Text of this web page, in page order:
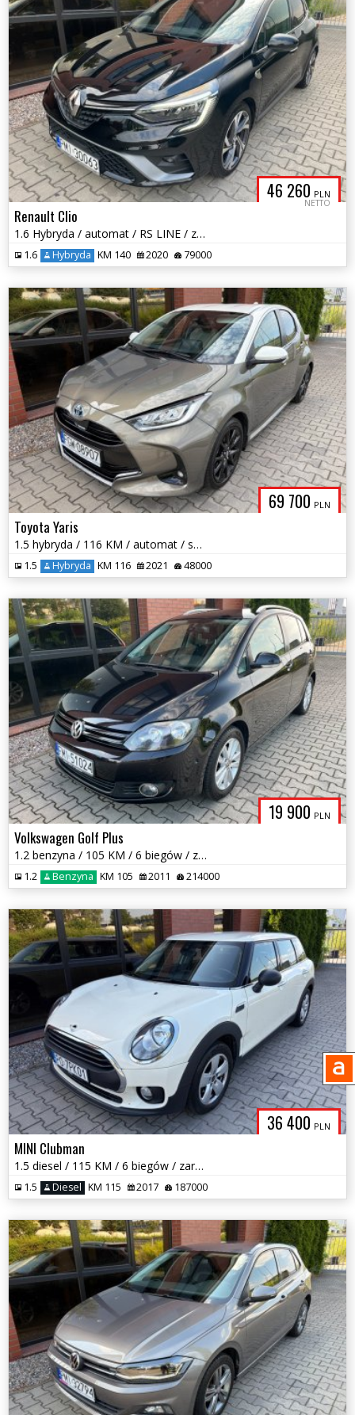
46 260 PLN
NETTO
Renault Clio
1.6 Hybryda / automat / RS LINE / zarej w PL / faktura VAT / zamiana
1.6 Hybryda KM 140 2020 79000
69 700 PLN
Toyota Yaris
1.5 hybryda / 116 KM / automat / salon polska / bezwypadek! / zadbany
1.5 Hybryda KM 116 2021 48000
19 900 PLN
Volkswagen Golf Plus
1.2 benzyna / 105 KM / 6 biegów / zarej w PL / bezwypadkowy / zamiana
1.2 Benzyna KM 105 2011 214000
36 400 PLN
MINI Clubman
1.5 diesel / 115 KM / 6 biegów / zarej w PL / zadbany / zamiana
1.5 Diesel KM 115 2017 187000